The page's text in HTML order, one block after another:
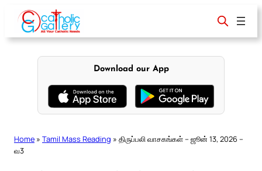
content
Download our App
Home » Tamil Mass Reading » திருப்பலி வாசகங்கள் – ஜூன் 13, 2026 –
வ3